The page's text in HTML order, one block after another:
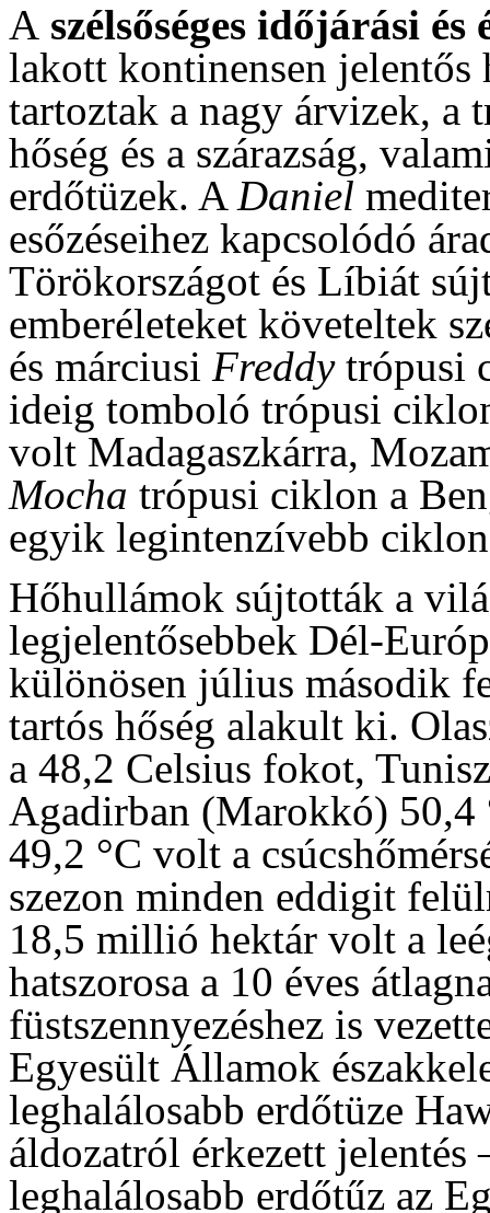
A szélsőséges időjárási
lakott kontinensen jelentős
tartoztak a nagy árvizek, a
hőség és a szárazság,
erdőtüzek. A Daniel
esőzéseihez kapcsolódó
Törökországot és Líbiát
emberéleteket követeltek
és márciusi Freddytrópusi
ideig tomboló trópusi
volt Madagaszkárra,
Mocha trópusi ciklon a
egyik legintenzívebb
Hőhullámok sújtották a
legjelentősebbek Dél-
különösen július második
tartós hőség alakult ki.
a 48,2 Celsius fokot,
Agadirban (Marokkó)
49,2 °C volt a
szezon minden eddigit
18,5 millió hektár volt a
hatszorosa a 10 éves
füstszennyezéshez is
Egyesült Államok
leghalálosabb erdőtüze
áldozatról érkezett
leghalálosabb erdőtűz az